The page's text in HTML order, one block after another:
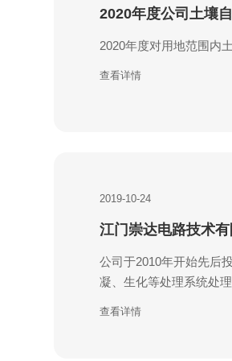
2020年度公司土壤
2020年度对用地范围内
查看详情
2019-10-24
江门崇达电路技术
公司于2010年开始先后
凝、生化等处理系统处
查看详情